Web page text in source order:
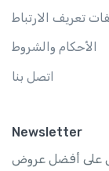
تعريف الارتباط
الأحكام والشروط
اتصل بنا
Newsletter
على أفضل عروض